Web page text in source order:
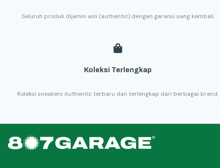
Seluruh produk dijamin asli (authentic) dengan garansi uang kembali.
Koleksi Terlengkap
Koleksi sneakers Authentic terbaru dan terlengkap dari berbagai brand.